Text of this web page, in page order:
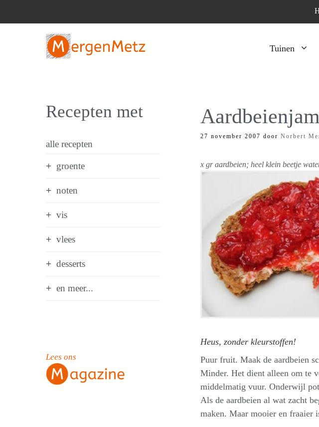
Tuinen
Kruiden
Moestuin
Aardbeienjam
27 november 2007 door Norbert
x gr aardbeien; heel klein beetje
Heus, zonder kleurstoffen!
Puur fruit. Maak de aardbeien
Minder. Het dient alleen om te
middelmatig vuur. Onderwijl
Als de aardbeien al wat zacht
maken. Maar mooier en fraaier
Recepten met
alle recepten
groente
noten
vis
vlees
desserts
en meer...
Lees ons